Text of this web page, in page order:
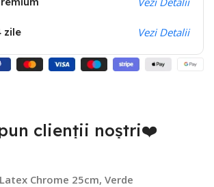
zile Vezi Detalii
clienții noștri❤️
Chrome 25cm, Verde